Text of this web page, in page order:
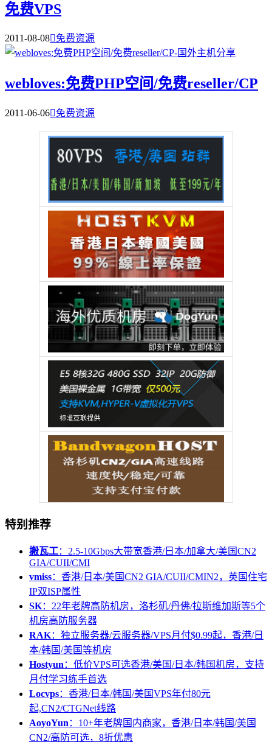
免费VPS
2011-08-08免费资源
webloves:免费PHP空间/免费reseller/CP
2011-06-06免费资源
特别推荐
搬瓦工：2.5-10Gbps大带宽香港/日本/加拿大/美国CN2
GIA/CUII/CMI
vmiss：香港/日本/美国CN2 GIA/CUII/CMIN2，英国住宅
IP双ISP属性
SK：22年老牌高防机房，洛杉矶/丹佛/拉斯维加斯等5个
机房高防服务器
RAK：独立服务器/云服务器/VPS月付$0.99起，香港/日
本/韩国/美国等机房
Hostyun ：低价VPS可选香港/美国/日本/韩国机房，支持
月付学习练手首选
Locvps：香港/日本/韩国/美国VPS年付80元
起,CN2/CTGNet线路
AoyoYun ：10+年老牌国内商家，香港/日本/韩国/美国
CN2/高防可选，8折优惠